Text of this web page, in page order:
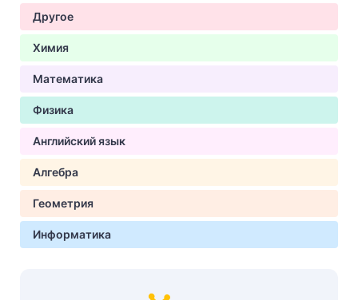
Другое
Химия
Математика
Физика
Английский язык
Алгебра
Геометрия
Информатика